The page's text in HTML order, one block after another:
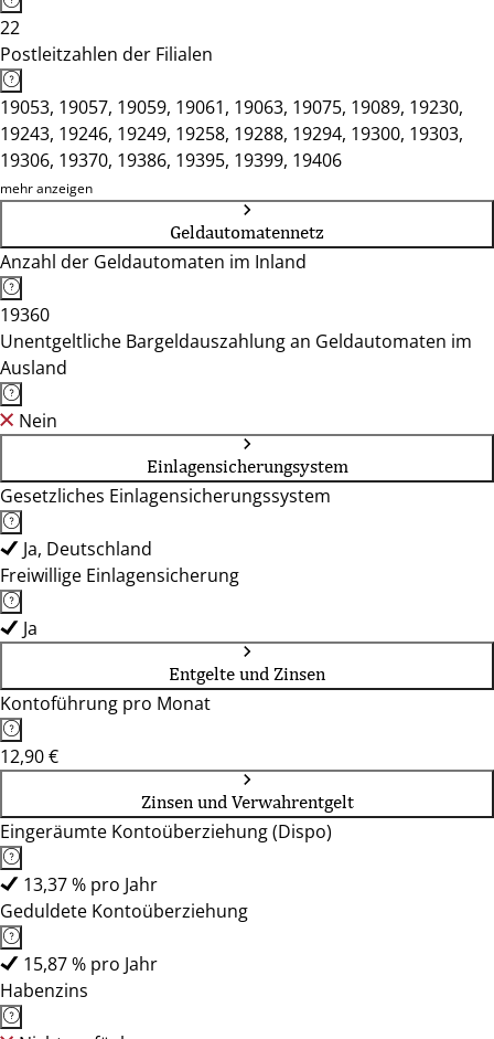
22
Postleitzahlen der Filialen
19053, 19057, 19059, 19061, 19063, 19075, 19089, 19230,
19243, 19246, 19249, 19258, 19288, 19294, 19300, 19303,
19306, 19370, 19386, 19395, 19399, 19406
mehr anzeigen
Geldautomatennetz
Anzahl der Geldautomaten im Inland
19360
Unentgeltliche Bargeldauszahlung an Geldautomaten im
Ausland
Nein
Einlagensicherungsystem
Gesetzliches Einlagensicherungssystem
Ja, Deutschland
Freiwillige Einlagensicherung
Ja
Entgelte und Zinsen
Kontoführung pro Monat
12,90 €
Zinsen und Verwahrentgelt
Eingeräumte Kontoüberziehung (Dispo)
13,37 % pro Jahr
Geduldete Kontoüberziehung
15,87 % pro Jahr
Habenzins